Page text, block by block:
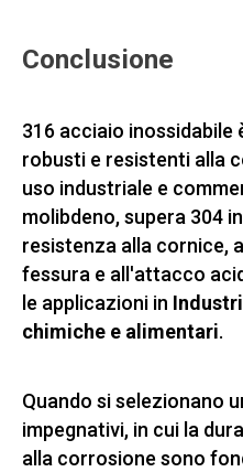
Conclusione
316 acciaio inossidabile
robusti e resistenti alla
uso industriale e
molibdeno, supera 304
resistenza alla cornice,
fessura e all'attacco
le applicazioni in
chimiche e alimentari.
Quando si selezionano
impegnativi, in cui la
alla corrosione sono